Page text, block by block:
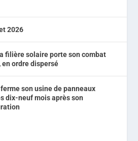
2026
filière solaire porte son combat
ordre dispersé
son usine de panneaux
dix-neuf mois après son